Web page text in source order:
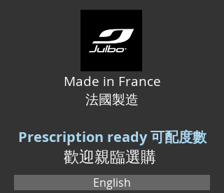
Made in France
法國製造
Prescription ready 可配度數
歡迎親臨選購
English